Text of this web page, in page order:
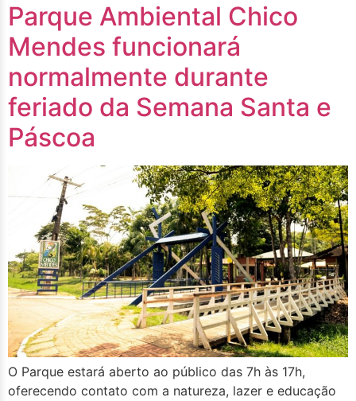
Parque Ambiental Chico
Mendes funcionará
normalmente durante
feriado da Semana Santa e
Páscoa
O Parque estará aberto ao público das 7h às 17h,
oferecendo contato com a natureza, lazer e educação